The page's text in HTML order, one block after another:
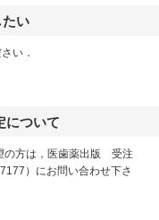
い
い．
について
の方は，医歯薬出版 受注
）にお問い合わせ下さ